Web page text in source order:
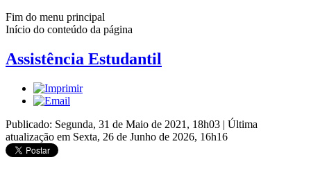
Fim do menu principal
Início do conteúdo da página
Assistência Estudantil
Publicado: Segunda, 31 de Maio de 2021, 18h03 | Última
atualização em Sexta, 26 de Junho de 2026, 16h16